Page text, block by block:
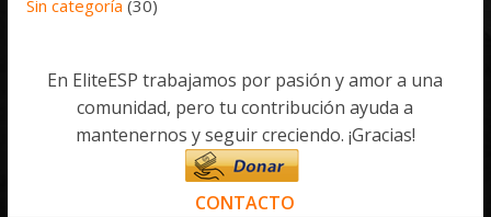
Sin categoría (30)
En EliteESP trabajamos por pasión y amor a una
comunidad, pero tu contribución ayuda a
mantenernos y seguir creciendo. ¡Gracias!
CONTACTO